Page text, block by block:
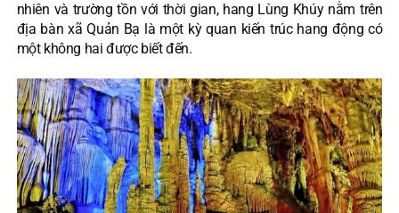
nhiên và trường tồn với thời gian, hang Lùng Khúy nằm trên
địa bàn xã Quản Bạ là một kỳ quan kiến trúc hang động có
một không hai được biết đến.